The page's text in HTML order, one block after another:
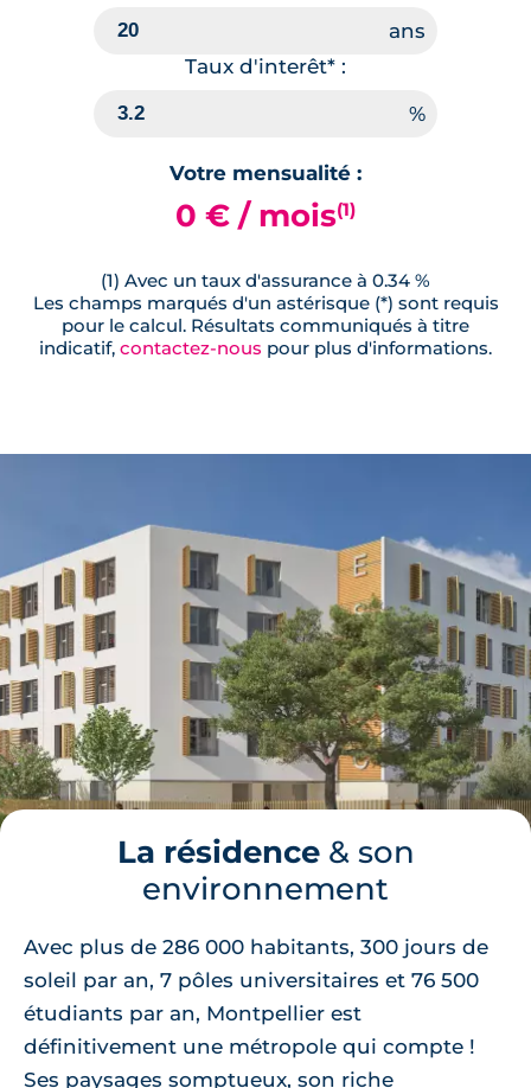
Taux d'interêt* :
Votre mensualité :
0 € / mois(1)
(1) Avec un taux d'assurance à 0.34 %
Les champs marqués d'un astérisque (*) sont requis
pour le calcul. Résultats communiqués à titre
indicatif, contactez-nous pour plus d'informations.
La résidence& son
environnement
Avec plus de 286 000 habitants, 300 jours de
soleil par an, 7 pôles universitaires et 76 500
étudiants par an, Montpellier est
définitivement une métropole qui compte !
Ses paysages somptueux, son riche